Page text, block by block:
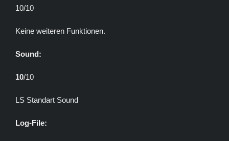
10/10
Keine weiteren Funktionen.
Sound:
10/10
LS Standart Sound
Log-File: